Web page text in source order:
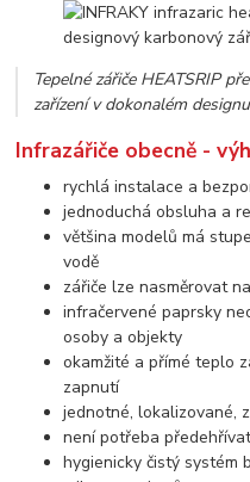
Tepelné zářiče HEATSRIP
zařízení v dokonalém designu
Infrazářiče obecně -
rychlá instalace a
jednoduchá obsluha a
většina modelů má
vodě
zářiče lze nasměrovat
infračervené paprsky
osoby a objekty
okamžité a přímé teplo
zapnutí
jednotné, lokalizované,
není potřeba
hygienicky čistý systém